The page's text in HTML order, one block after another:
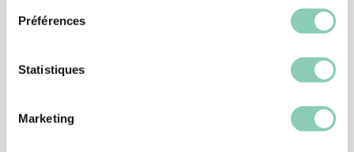
Préférences
Statistiques
Marketing
45,90 €